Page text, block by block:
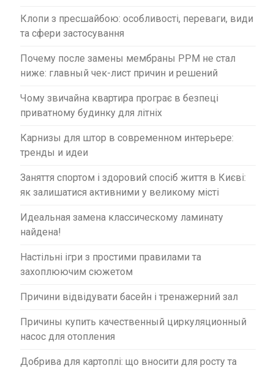
Клопи з пресшайбою: особливості, переваги, види
та сфери застосування
Почему после замены мембраны PPM не стал
ниже: главный чек-лист причин и решений
Чому звичайна квартира програє в безпеці
приватному будинку для літніх
Карнизы для штор в современном интерьере:
тренды и идеи
Заняття спортом і здоровий спосіб життя в Києві:
як залишатися активними у великому місті
Идеальная замена классическому ламинату
найдена!
Настільні ігри з простими правилами та
захоплюючим сюжетом
Причини відвідувати басейн і тренажерний зал
Причины купить качественный циркуляционный
насос для отопления
Добрива для картоплі: що вносити для росту та